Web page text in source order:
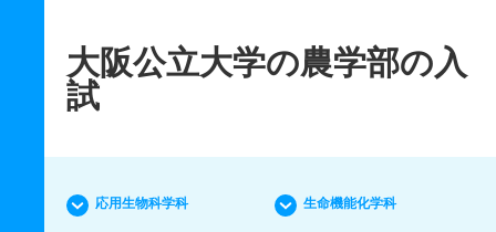
大阪公立大学の農学部の入
試
応用生物科学科 生命機能化学科